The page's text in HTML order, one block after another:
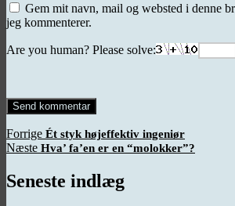
Gem mit navn, mail og websted i denne
jeg kommenterer.
Are you human? Please solve:
Indlægsnavigation
Forrige Forrige
indlæg:
Ét styk højeffektiv ingeniør
Næste Næste
Hva’ fa’en er en “molokker”?
Seneste indlæg